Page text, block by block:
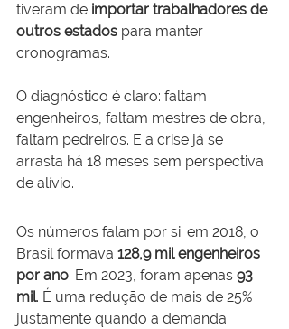
tiveram de importar trabalhadores de
outros estados para manter
cronogramas.
O diagnóstico é claro: faltam
engenheiros, faltam mestres de obra,
faltam pedreiros. E a crise já se
arrasta há 18 meses sem perspectiva
de alívio.
Os números falam por si: em 2018, o
Brasil formava 128,9 mil engenheiros
por ano. Em 2023, foram apenas 93
mil. É uma redução de mais de 25%
justamente quando a demanda